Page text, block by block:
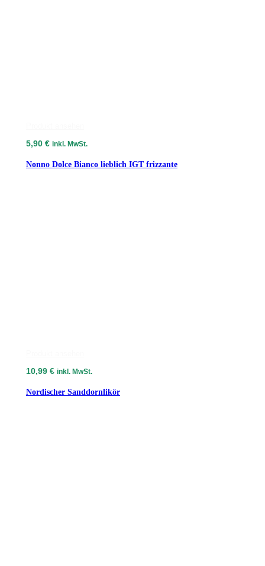
5,90 € inkl. MwSt.
Nonno Dolce Bianco lieblich IGT frizzante
10,99 € inkl. MwSt.
Nordischer Sanddornlikör